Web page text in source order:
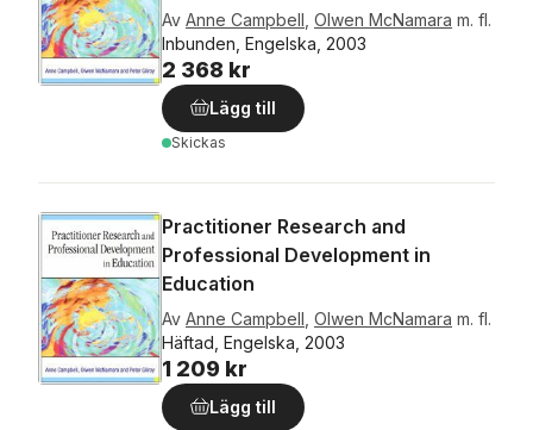
Av Anne Campbell Olwen McNamara m. fl.
Inbunden, Engelska, 2003
2 368 kr
Lägg till
Skickas
Practitioner Research and
Professional Development in
Education
Av Anne Campbell Olwen McNamara m. fl.
Häftad, Engelska, 2003
1 209 kr
Lägg till